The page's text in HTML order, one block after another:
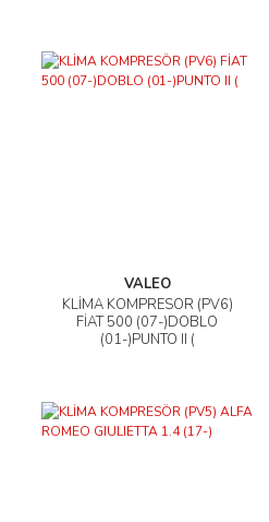
VALEO
KLİMA KOMPRESÖR (PV6)
FİAT 500 (07-)DOBLO
(01-)PUNTO II (